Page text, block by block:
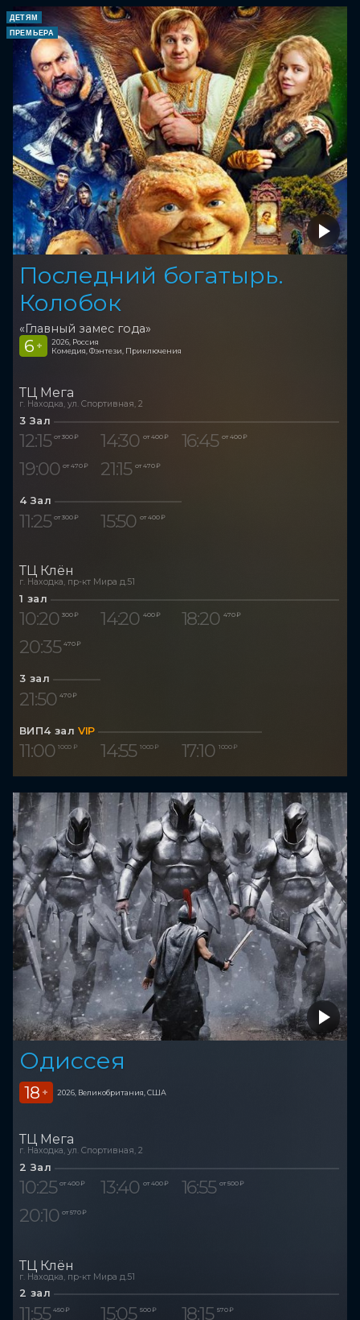
ДЕТЯМ
ПРЕМЬЕРА
Последний богатырь.
Колобок
«Главный замес года»
6 +
2026, Россия
Комедия, Фэнтези, Приключения
ТЦ Мега
г. Находка, ул. Спортивная, 2
3 Зал
12:15 от 300 ₽ 14:30 от 400 ₽ 16:45 от 400 ₽
19:00 от 470 ₽ 21:15 от 470 ₽
4 Зал
11:25 от 300 ₽ 15:50 от 400 ₽
ТЦ Клён
г. Находка, пр-кт Мира д.51
1 зал
10:20 300 ₽ 14:20 400 ₽ 18:20 470 ₽
20:35 470 ₽
3 зал
21:50 470 ₽
ВИП4 зал VIP
11:00 1 000 ₽ 14:55 1 000 ₽ 17:10 1 000 ₽
Одиссея
18 + 2026, Великобритания, США
ТЦ Мега
г. Находка, ул. Спортивная, 2
2 Зал
10:25 от 400 ₽ 13:40 от 400 ₽ 16:55 от 500 ₽
20:10 от 570 ₽
ТЦ Клён
г. Находка, пр-кт Мира д.51
2 зал
11:55 450 ₽ 15:05 500 ₽ 18:15 570 ₽